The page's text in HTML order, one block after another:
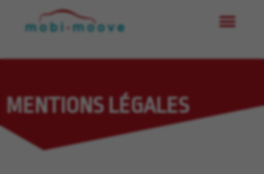
MENTIONS LÉGALES